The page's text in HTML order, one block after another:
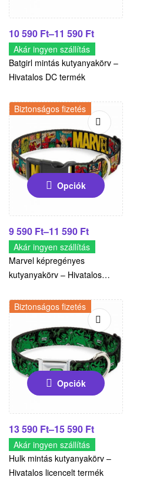
10 590 Ft–11 590 Ft
Akár ingyen szállítás
Batgirl mintás kutyanyakörv –
Hivatalos DC termék
Biztonságos fizetés
Opciók
9 590 Ft–11 590 Ft
Akár ingyen szállítás
Marvel képregényes
kutyanyakörv – Hivatalos
Biztonságos fizetés
Opciók
13 590 Ft–15 590 Ft
Akár ingyen szállítás
Hulk mintás kutyanyakörv –
Hivatalos licencelt termék